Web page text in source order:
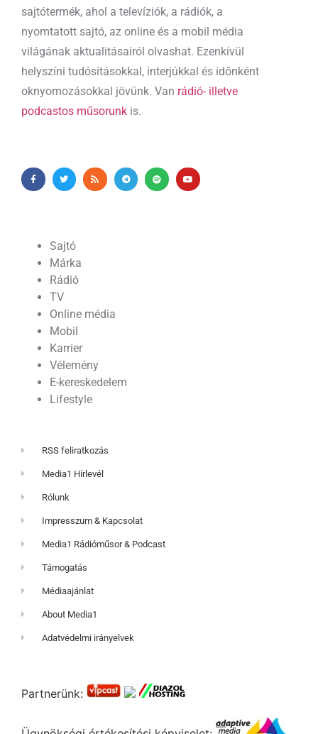
sajtótermék, ahol a televíziók, a rádiók, a
nyomtatott sajtó, az online és a mobil média
világának aktualitásairól olvashat. Ezenkívül
helyszíni tudósításokkal, interjúkkal és időnként
oknyomozásokkal jövünk. Van rádió- illetve
podcastos műsorunk is.
Sajtó
Márka
Rádió
TV
Online média
Mobil
Karrier
Vélemény
E-kereskedelem
Lifestyle
RSS feliratkozás
Media1 Hírlevél
Rólunk
Impresszum & Kapcsolat
Media1 Rádióműsor & Podcast
Támogatás
Médiaajánlat
About Media1
Adatvédelmi irányelvek
Partnerünk: